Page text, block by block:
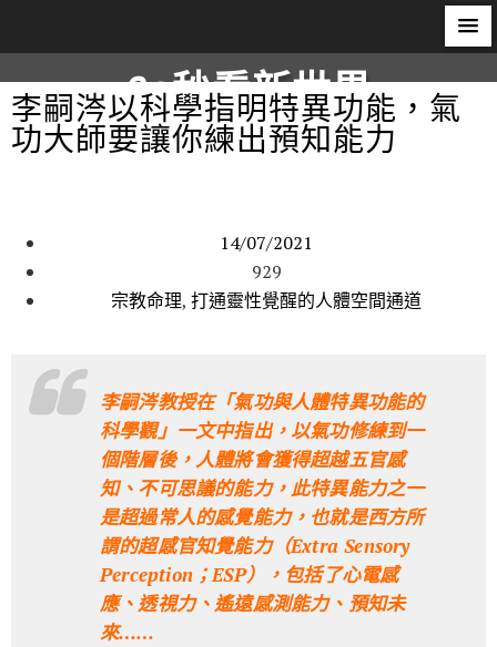
60秒看新世界
柿子文化
李嗣涔以科學指明特異功能，氣
功大師要讓你練出預知能力
14/07/2021
929
宗教命理, 打通靈性覺醒的人體空間通道
李嗣涔教授在「氣功與人體特異功能的
科學觀」一文中指出，以氣功修練到一
個階層後，人體將會獲得超越五官感
知、不可思議的能力，此特異能力之一
是超過常人的感覺能力，也就是西方所
謂的超感官知覺能力（Extra Sensory
Perception；ESP），包括了心電感
應、透視力、遙遠感測能力、預知未
來……